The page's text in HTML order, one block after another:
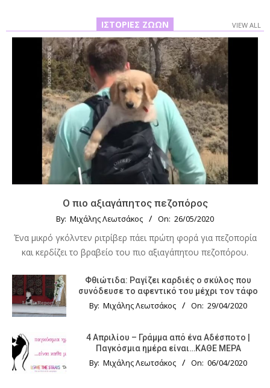
ΙΣΤΟΡΊΕΣ ΖΏΩΝ VIEW ALL
Ο πιο αξιαγάπητος πεζοπόρος
By: Μιχάλης Λεωτσάκος On: 26/05/2020
Ένα μικρό γκόλντεν ριτρίβερ πάει πρώτη φορά για πεζοπορία
και κερδίζει το βραβείο του πιο αξιαγάπητου πεζοπόρου.
Φθιώτιδα: Ραγίζει καρδιές ο σκύλος που
συνόδευσε το αφεντικό του μέχρι τον τάφο
By: Μιχάλης Λεωτσάκος On: 29/04/2020
4 Απριλίου – Γράμμα από ένα Αδέσποτο |
Παγκόσμια ημέρα είναι…ΚΑΘΕ ΜΕΡΑ
By: Μιχάλης Λεωτσάκος On: 06/04/2020